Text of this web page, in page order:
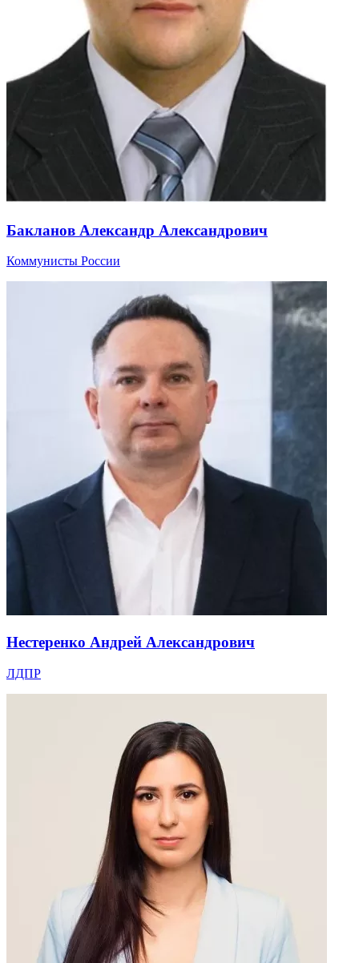
Бакланов Александр Александрович
Коммунисты России
Нестеренко Андрей Александрович
ЛДПР